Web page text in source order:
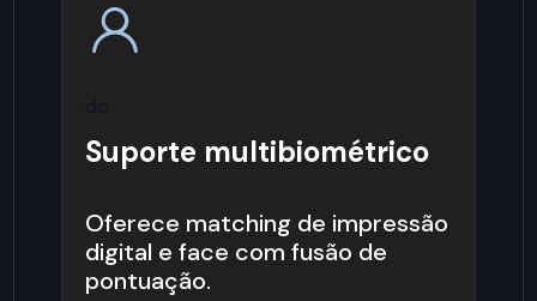
Suporte multibiométrico
Oferece matching de impressão
digital e face com fusão de
pontuação.